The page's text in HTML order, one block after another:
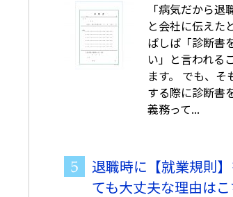
29,000円 24,800円
「病気だから退
と会社に伝えた
ばしば「診断書
い」と言われる
ます。 でも、そ
する際に診断書
義務って...
退職時に【就業規則
ても大丈夫な理由はこ